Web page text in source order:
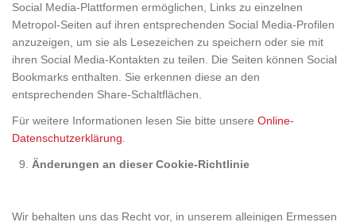
Social Media-Plattformen ermöglichen, Links zu einzelnen
Metropol-Seiten auf ihren entsprechenden Social Media-Profilen
anzuzeigen, um sie als Lesezeichen zu speichern oder sie mit
ihren Social Media-Kontakten zu teilen. Die Seiten können Social
Bookmarks enthalten. Sie erkennen diese an den
entsprechenden Share-Schaltflächen.
Für weitere Informationen lesen Sie bitte unsere Online-
Datenschutzerklärung
Änderungen an dieser Cookie-Richtlinie
Wir behalten uns das Recht vor, in unserem alleinigen Ermessen